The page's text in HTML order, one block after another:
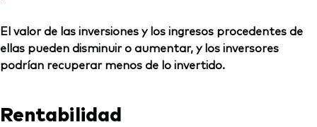
El valor de las inversiones y los ingresos procedentes de
ellas pueden disminuir o aumentar, y los inversores
podrían recuperar menos de lo invertido.
Rentabilidad